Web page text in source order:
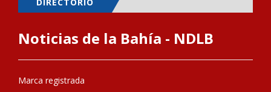
Noticias de la Bahía - NDLB
Marca registrada